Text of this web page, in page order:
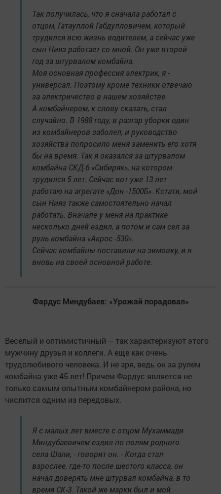
Так получилась, что я сначала работал с
отцом, Гатауллой Габдулловичем, который
трудился всю жизнь водителем, а сейчас уже
сын Нияз работает со мной. Он уже второй
год за штурвалом комбайна.
Моя основная профессия электрик, я -
универсал. Поэтому кроме техники отвечаю
за электричество в нашем хозяйстве.
А комбайнером, к слову сказать, стал
случайно. В 1988 году, в разгар уборки один
из комбайнеров заболел, и руководство
хозяйства попросило меня заменить его хотя
бы на время. Так я оказался за штурвалом
комбайна СКД-6 «Сибиряк», на котором
трудился 5 лет. Сейчас вот уже 13 лет
работаю на агрегате «Дон -1500Б». Кстати, мой
сын Нияз также самостоятельно начал
работать. Вначале у меня на практике
несколько дней ездил, а потом и сам сел за
руль комбайна «Акрос -530».
Сейчас комбайны поставили на зимовку, и я
вновь на своей основной работе.
Фардус Миндубаев: «Урожай порадовал»
Веселый и оптимистичный – так характеризуют этого
мужчину друзья и коллеги. А еще как очень
трудолюбивого человека. И не зря, ведь он за рулем
комбайна уже 45 лет! Причем Фардус является не
только самым опытным комбайнером района, но
числится одним из передовых.
Я с малых лет вместе с отцом Мухаммади
Миндубаевичем ездил по полям родного
села Шали, - говорит он. - Когда стал
взрослее, где-то после шестого класса, он
начал доверять мне штурвал комбайна, в то
время СК-3. Такой же марки был и мой